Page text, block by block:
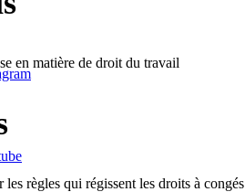
en matière de droit du travail
règles qui régissent les droits à